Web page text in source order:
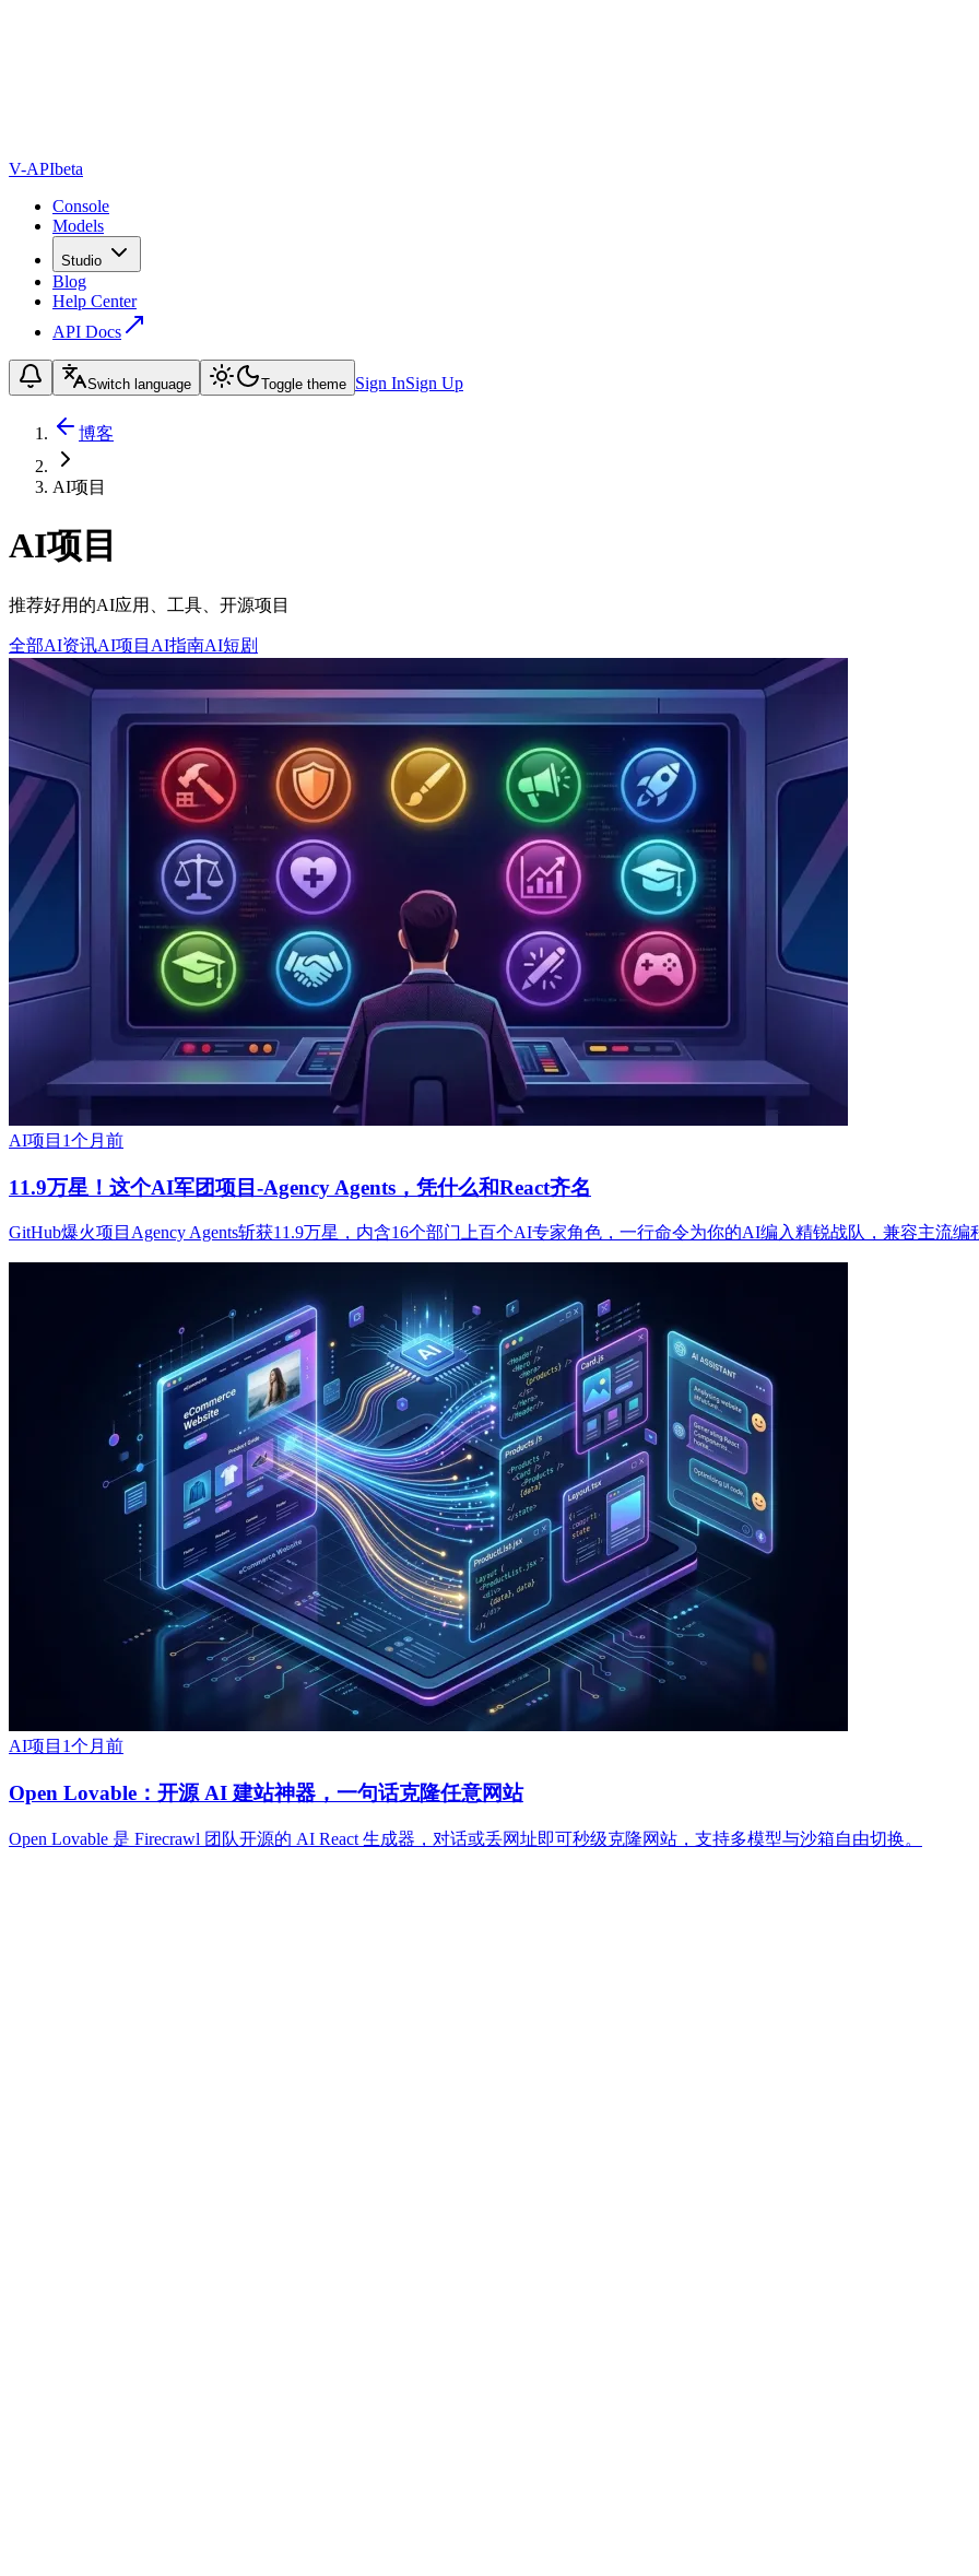
V-APIbeta
Console
Models
Studio
Blog
Help Center
API Docs
Switch language Toggle theme Sign InSign Up
博客
AI项目
AI项目
推荐好用的AI应用、工具、开源项目
全部AI资讯AI项目 AI指南AI短剧
AI项目 1个月前
11.9万星！这个AI军团项目-Agency Agents，凭什么和React齐名
GitHub爆火项目Agency Agents斩获11.9万星，内含16个部门上百个AI专家角色，一行命令为你的AI编入精锐战队，兼容主流编
AI项目 1个月前
Open Lovable：开源 AI 建站神器，一句话克隆任意网站
Open Lovable 是 Firecrawl 团队开源的 AI React 生成器，对话或丢网址即可秒级克隆网站，支持多模型与沙箱自由切换。